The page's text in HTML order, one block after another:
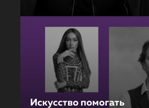
Искусство помогать